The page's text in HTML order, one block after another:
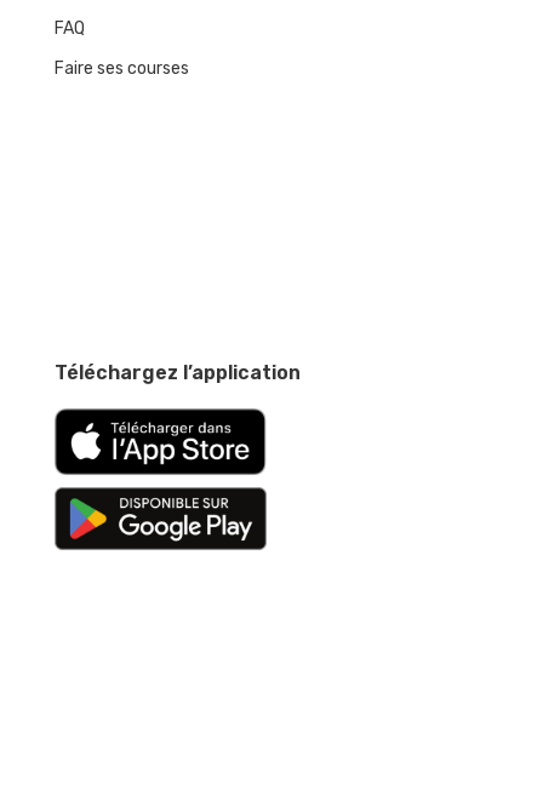
FAQ
Faire ses courses
Téléchargez l’application